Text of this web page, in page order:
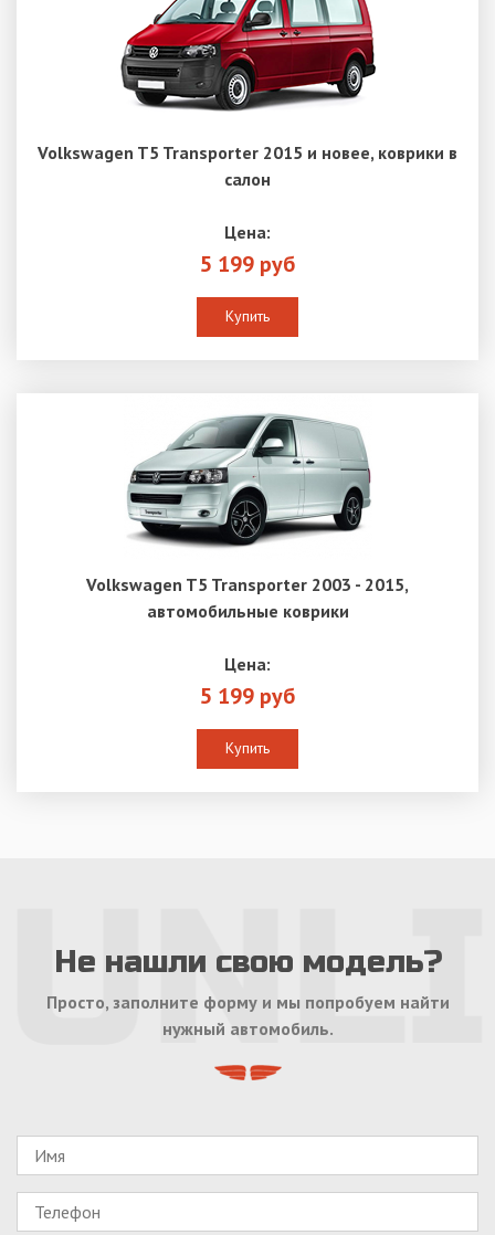
Volkswagen T5 Transporter 2015 и новее, коврики в
салон
Цена:
5 199 руб
Купить
Volkswagen T5 Transporter 2003 - 2015,
автомобильные коврики
Цена:
5 199 руб
Купить
Не нашли свою модель?
Просто, заполните форму и мы попробуем найти
нужный автомобиль.